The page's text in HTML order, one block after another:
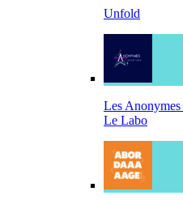
Unfold
Les Anonymes
Le Labo